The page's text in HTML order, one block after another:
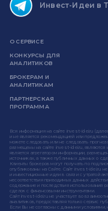
Инвест-Идеи в
О СЕРВИСЕ
КОНКУРСЫ ДЛЯ
АНАЛИТИКОВ
БРОКЕРАМ И
АНАЛИТИКАМ
ПАРТНЕРСКАЯ
ПРОГРАММА
Вся информация на сайте invest-idei.ru
и не является рекомендацией или
можете следовать или не следовать
размещены на сайте invest-idei.ru, являются
является агрегатором информации,
источниках, а также публичных данных о
Клиенты брокеров могут получать по
опубликованы на Сайте. Сайт invest-idei.ru
и инвестиционные идеи в связи с утратой
несоответствия приводимых данных
содержание и последствия использования
сделок с финансовыми инструментами.
Сайт invest-idei.ru не участвует во
аналитиков, предоставляя только сервис
Если Вы не согласны с данными условиями,